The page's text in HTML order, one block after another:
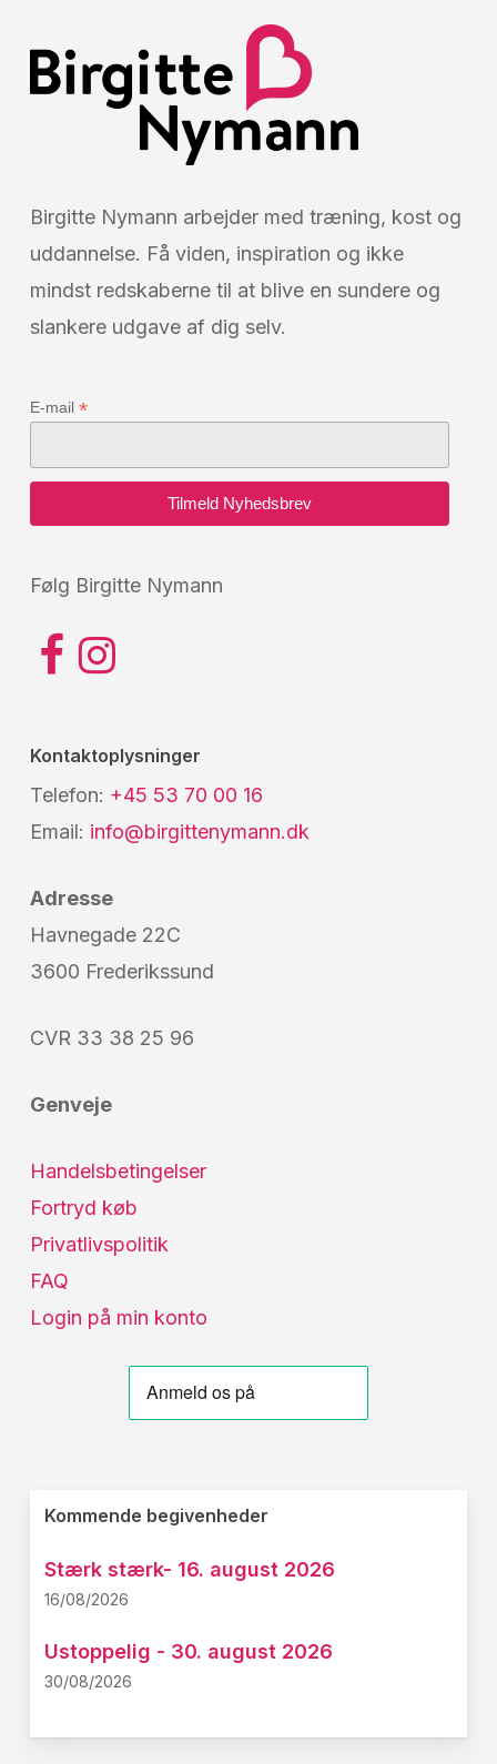
Birgitte Nymann arbejder med træning, kost og
uddannelse. Få viden, inspiration og ikke
mindst redskaberne til at blive en sundere og
slankere udgave af dig selv.
E-mail *
Følg Birgitte Nymann
Kontaktoplysninger
Telefon: +45 53 70 00 16
Email: info@birgittenymann.dk
Adresse
Havnegade 22C
3600 Frederikssund
CVR 33 38 25 96
Genveje
Handelsbetingelser
Fortryd køb
Privatlivspolitik
FAQ
Login på min konto
Kommende begivenheder
Stærk stærk- 16. august 2026
16/08/2026
Ustoppelig - 30. august 2026
30/08/2026